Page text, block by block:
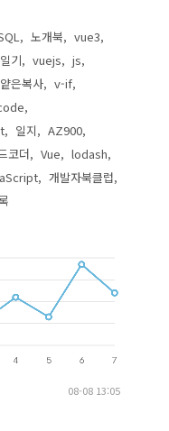
노개북
vue3
일기 vuejs
js
얕은복사
v-if
일지
AZ900
코더 Vue
lodash
개발자북클럽
08-08 13:05